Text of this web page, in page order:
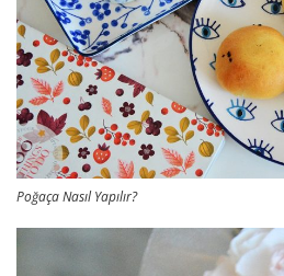
Poğaça Nasıl Yapılır?